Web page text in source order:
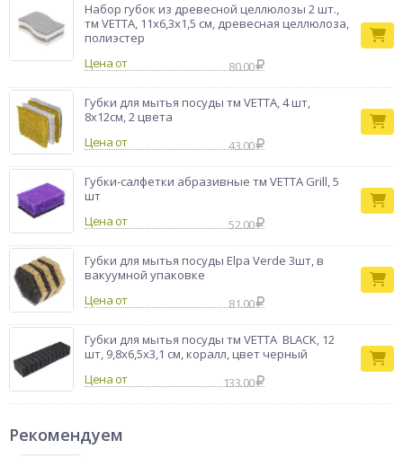
Набор губок из древесной целлюлозы 2 шт.,
тм VETTA, 11х6,3х1,5 см, древесная целлюлоза,
полиэстер
Цена от
80.00
Губки для мытья посуды тм VETTA, 4 шт,
8х12см, 2 цвета
Цена от
43.00
Губки-салфетки абразивные тм VETTA Grill, 5
шт
Цена от
52.00
Губки для мытья посуды Elpa Verde 3шт, в
вакуумной упаковке
Цена от
81.00
Губки для мытья посуды тм VETTA BLACK, 12
шт, 9,8x6,5x3,1 см, коралл, цвет черный
Цена от
133.00
Рекомендуем